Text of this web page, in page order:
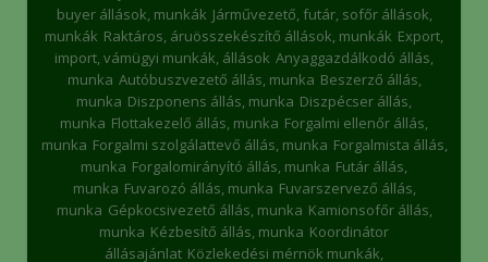
buyer állások, munkák Járművezető, futár, sofőr állások,
munkák Raktáros, áruösszekészítő állások, munkák Export,
import, vámügyi munkák, állások Anyaggazdálkodó állás,
munka Autóbuszvezető állás, munka Beszerző állás,
munka Diszponens állás, munka Diszpécser állás,
munka Flottakezelő állás, munka Forgalmi ellenőr állás,
munka Forgalmi szolgálattevő állás, munka Forgalmista állás,
munka Forgalomirányító állás, munka Futár állás,
munka Fuvarozó állás, munka Fuvarszervező állás,
munka Gépkocsivezető állás, munka Kamionsofőr állás,
munka Kézbesítő állás, munka Koordinátor
állásajánlat Közlekedési mérnök munkák,